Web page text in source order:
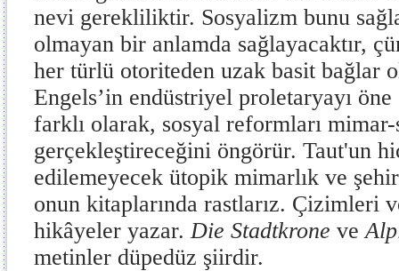
nevi gerekliliktir. Sosyalizm bunu
olmayan bir anlamda sağlayacaktır,
her türlü otoriteden uzak basit bağlar
Engels’in endüstriyel proletaryayı
farklı olarak, sosyal reformları mimar-
gerçekleştireceğini öngörür. Taut'un
edilemeyecek ütopik mimarlık ve şehir
onun kitaplarında rastlarız. Çizimleri
hikâyeler yazar.Die Stadtkrone ve
metinler düpedüz şiirdir.